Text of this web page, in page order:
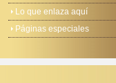
Lo que enlaza aquí
Páginas especiales